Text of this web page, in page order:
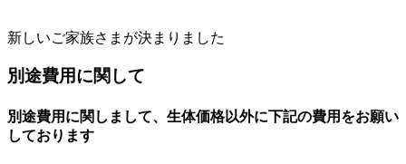
新しいご家族さまが決まりました
別途費用に関して
別途費用に関しまして、生体価格以外に下記の費用をお願い
しております